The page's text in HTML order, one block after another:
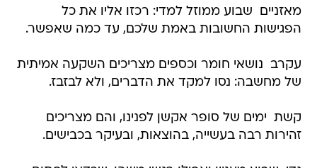
מאזניים  שבוע ממוזל למדי: רכזו אליו את כל
הפגישות החשובות באמת שלכם, עד כמה שאפשר.
עקרב  נושאי חומר וכספים מצריכים השקעה אמיתית
של מחשבה: נסו למקד את הדברים, ולא לבזבז.
קשת  ימים של סופר אקשן לפנינו, והם מצריכים
זהירות רבה בעשייה, בהוצאות, ובעיקר בכבישים.